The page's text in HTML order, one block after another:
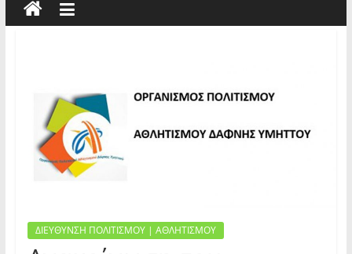
ΔΙΕΥΘΥΝΣΗ ΠΟΛΙΤΙΣΜΟΥ | ΑΘΛΗΤΙΣΜΟΥ